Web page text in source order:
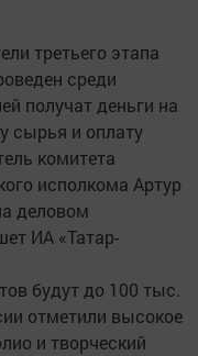
третьего этапа
среди
получат деньги на
сырья и оплату
комитета
исполкома Артур
деловом
ИА «Татар-
будут до 100 тыс.
отметили высокое
и творческий